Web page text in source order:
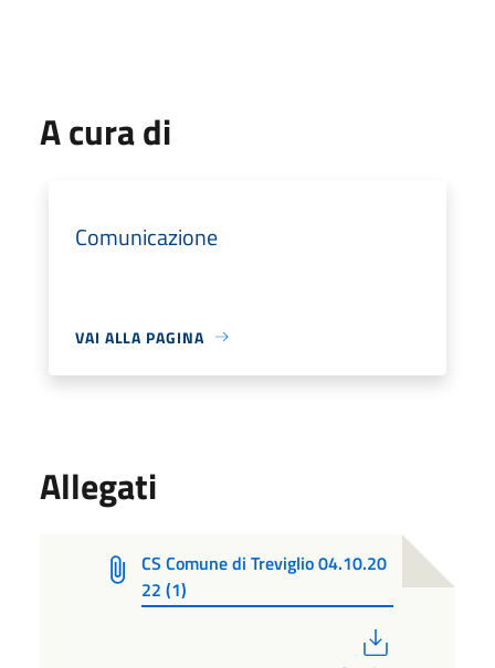
A cura di
Comunicazione
VAI ALLA PAGINA
Allegati
CS Comune di Treviglio 04.10.20
22 (1)